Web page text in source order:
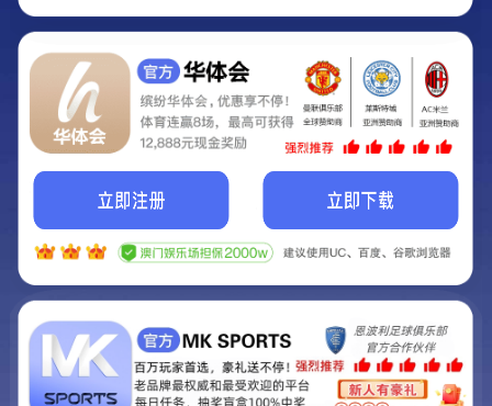
Hey Guys!
我们即将上线啦...
我们的网站正在建设.
它将是非常棒的网站.
联系我们!